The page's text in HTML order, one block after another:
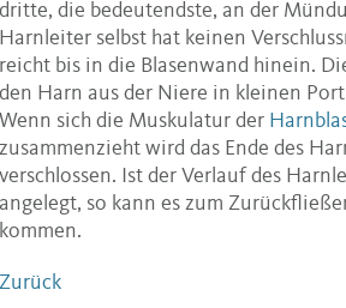
dritte, die bedeutendste, an der
Harnleiter selbst hat keinen
reicht bis in die Blasenwand hinein.
den Harn aus der Niere in kleinen
Wenn sich die Muskulatur der
zusammenzieht wird das Ende des
verschlossen. Ist der Verlauf des
angelegt, so kann es zum
kommen.
Zurück